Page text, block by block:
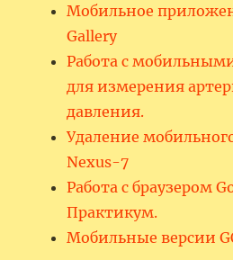
Мобильное
Gallery
Работа с
для измерения
давления.
Удаление
Nexus-7
Работа с браузером
Практикум.
Мобильные версии